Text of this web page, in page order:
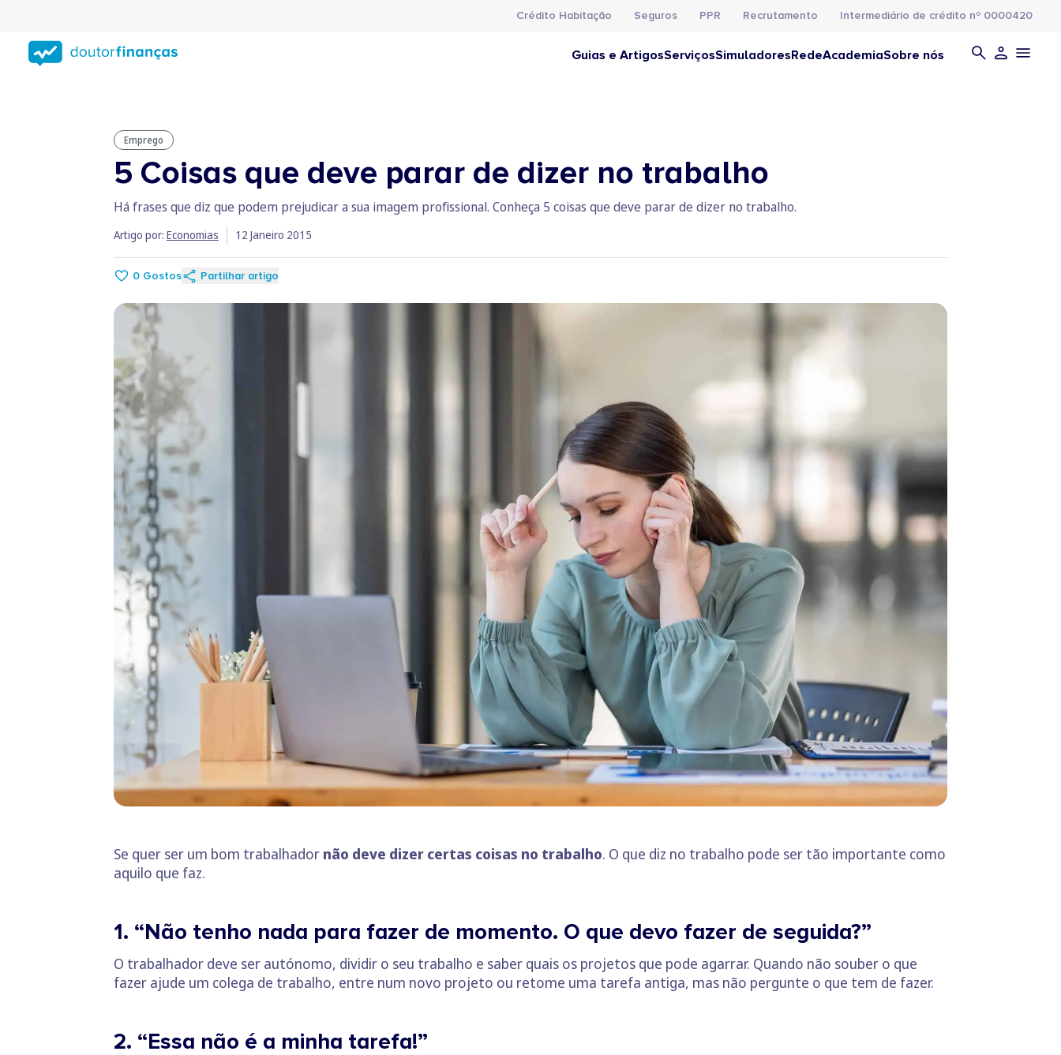
conteúdo
principal
Crédito Habitação Seguros PPR Recrutamento Intermediário de crédito nº 0000420
Guias e ArtigosServiçosSimuladoresRedeAcademiaSobre nós
Emprego
5 Coisas que deve parar de dizer no trabalho
Há frases que diz que podem prejudicar a sua imagem profissional. Conheça 5 coisas que deve parar de dizer no trabalho.
Artigo por: Economias 12 Janeiro 2015
0 Gostos Partilhar artigo
Se quer ser um bom trabalhador não deve dizer certas coisas no trabalho. O que diz no trabalho pode ser tão importante como
aquilo que faz.
1. “Não tenho nada para fazer de momento. O que devo fazer de seguida?”
O trabalhador deve ser autónomo, dividir o seu trabalho e saber quais os projetos que pode agarrar. Quando não souber o que
fazer ajude um colega de trabalho, entre num novo projeto ou retome uma tarefa antiga, mas não pergunte o que tem de fazer.
2. “Essa não é a minha tarefa!”